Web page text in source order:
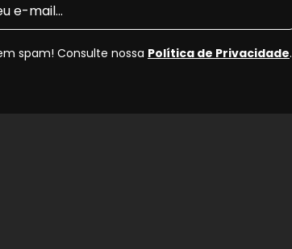
spam! Consulte nossa Política de Privacidade.